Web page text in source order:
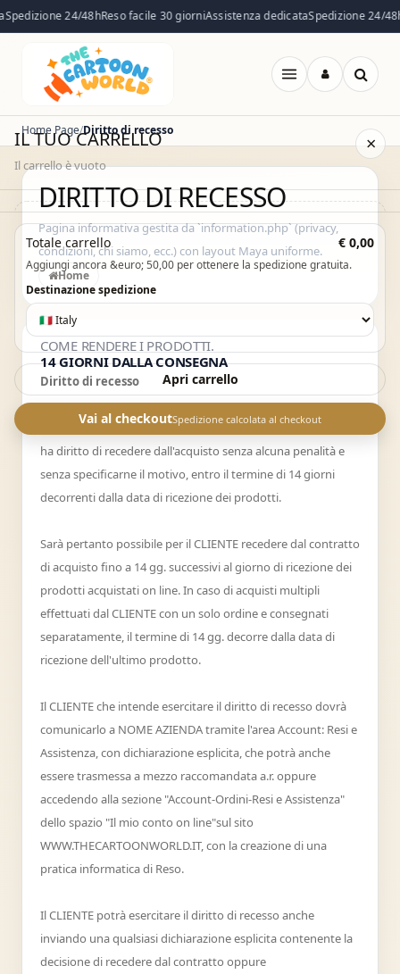
24/48hReso facile 30 giorniAssistenza dedicataSpedizione 24/48h
Apri
IL TUO CARRELLO
Il carrello è vuoto
×
Il carrello è vuoto. Esplora il catalogo e aggiungi i prodotti che
desideri.
Vai al catalogo
Totale carrello € 0,00
Aggiungi ancora &euro; 50,00 per ottenere la spedizione gratuita.
Destinazione spedizione
Apri carrello
Vai al checkoutSpedizione calcolata al checkout
Home Page Diritto di recesso
DIRITTO DI RECESSO
Pagina informativa gestita da `information.php` (privacy,
condizioni, chi siamo, ecc.) con layout Maya uniforme.
Home
COME RENDERE I PRODOTTI.
14 GIORNI DALLA CONSEGNA
Diritto di recesso
Conformemente alle disposizioni legali in vigore, il CLIENTE
ha diritto di recedere dall'acquisto senza alcuna penalità e
senza specificarne il motivo, entro il termine di 14 giorni
decorrenti dalla data di ricezione dei prodotti.
Sarà pertanto possibile per il CLIENTE recedere dal contratto
di acquisto fino a 14 gg. successivi al giorno di ricezione dei
prodotti acquistati on line. In caso di acquisti multipli
effettuati dal CLIENTE con un solo ordine e consegnati
separatamente, il termine di 14 gg. decorre dalla data di
ricezione dell'ultimo prodotto.
Il CLIENTE che intende esercitare il diritto di recesso dovrà
comunicarlo a NOME AZIENDA tramite l'area Account: Resi e
Assistenza, con dichiarazione esplicita, che potrà anche
essere trasmessa a mezzo raccomandata a.r. oppure
accedendo alla sezione "Account-Ordini-Resi e Assistenza"
dello spazio "Il mio conto on line"sul sito
WWW.THECARTOONWORLD.IT, con la creazione di una
pratica informatica di Reso.
Il CLIENTE potrà esercitare il diritto di recesso anche
inviando una qualsiasi dichiarazione esplicita contenente la
decisione di recedere dal contratto oppure